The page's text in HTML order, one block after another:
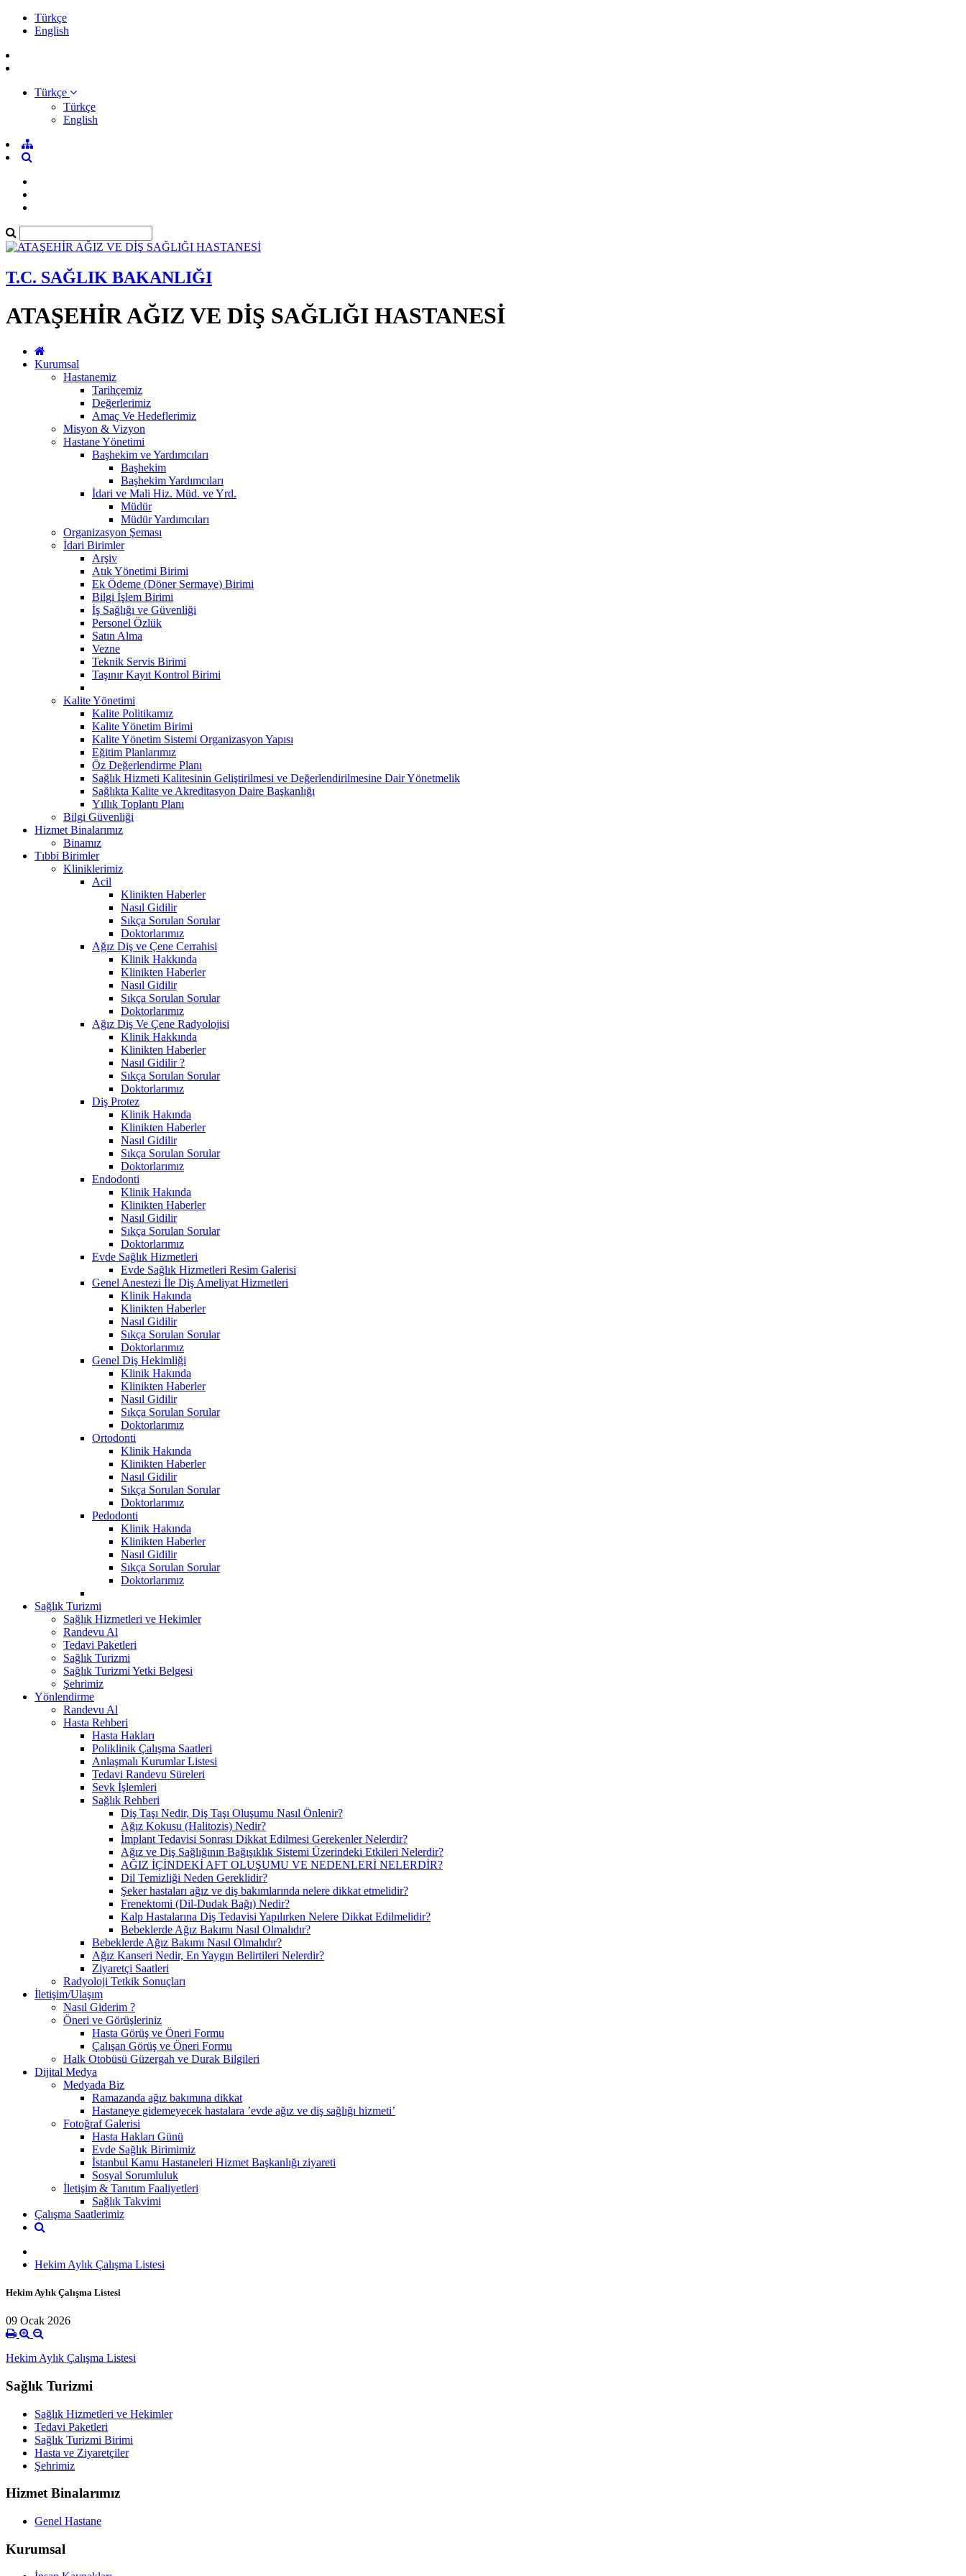
Türkçe
English
Türkçe
Türkçe
English
T.C. SAĞLIK BAKANLIĞI
ATAŞEHİR AĞIZ VE DİŞ SAĞLIĞI HASTANESİ
Kurumsal
Hastanemiz
Tarihçemiz
Değerlerimiz
Amaç Ve Hedeflerimiz
Misyon & Vizyon
Hastane Yönetimi
Başhekim ve Yardımcıları
Başhekim
Başhekim Yardımcıları
İdari ve Mali Hiz. Müd. ve Yrd.
Müdür
Müdür Yardımcıları
Organizasyon Şeması
İdari Birimler
Arşiv
Atık Yönetimi Birimi
Ek Ödeme (Döner Sermaye) Birimi
Bilgi İşlem Birimi
İş Sağlığı ve Güvenliği
Personel Özlük
Satın Alma
Vezne
Teknik Servis Birimi
Taşınır Kayıt Kontrol Birimi
Kalite Yönetimi
Kalite Politikamız
Kalite Yönetim Birimi
Kalite Yönetim Sistemi Organizasyon Yapısı
Eğitim Planlarımız
Öz Değerlendirme Planı
Sağlık Hizmeti Kalitesinin Geliştirilmesi ve Değerlendirilmesine Dair Yönetmelik
Sağlıkta Kalite ve Akreditasyon Daire Başkanlığı
Yıllık Toplantı Planı
Bilgi Güvenliği
Hizmet Binalarımız
Binamız
Tıbbi Birimler
Kliniklerimiz
Acil
Klinikten Haberler
Nasıl Gidilir
Sıkça Sorulan Sorular
Doktorlarımız
Ağız Diş ve Çene Cerrahisi
Klinik Hakkında
Klinikten Haberler
Nasıl Gidilir
Sıkça Sorulan Sorular
Doktorlarımız
Ağız Diş Ve Çene Radyolojisi
Klinik Hakkında
Klinikten Haberler
Nasıl Gidilir ?
Sıkça Sorulan Sorular
Doktorlarımız
Diş Protez
Klinik Hakında
Klinikten Haberler
Nasıl Gidilir
Sıkça Sorulan Sorular
Doktorlarımız
Endodonti
Klinik Hakında
Klinikten Haberler
Nasıl Gidilir
Sıkça Sorulan Sorular
Doktorlarımız
Evde Sağlık Hizmetleri
Evde Sağlık Hizmetleri Resim Galerisi
Genel Anestezi İle Diş Ameliyat Hizmetleri
Klinik Hakında
Klinikten Haberler
Nasıl Gidilir
Sıkça Sorulan Sorular
Doktorlarımız
Genel Diş Hekimliği
Klinik Hakında
Klinikten Haberler
Nasıl Gidilir
Sıkça Sorulan Sorular
Doktorlarımız
Ortodonti
Klinik Hakında
Klinikten Haberler
Nasıl Gidilir
Sıkça Sorulan Sorular
Doktorlarımız
Pedodonti
Klinik Hakında
Klinikten Haberler
Nasıl Gidilir
Sıkça Sorulan Sorular
Doktorlarımız
Sağlık Turizmi
Sağlık Hizmetleri ve Hekimler
Randevu Al
Tedavi Paketleri
Sağlık Turizmi
Sağlık Turizmi Yetki Belgesi
Şehrimiz
Yönlendirme
Randevu Al
Hasta Rehberi
Hasta Hakları
Poliklinik Çalışma Saatleri
Anlaşmalı Kurumlar Listesi
Tedavi Randevu Süreleri
Sevk İşlemleri
Sağlık Rehberi
Diş Taşı Nedir, Diş Taşı Oluşumu Nasıl Önlenir?
Ağız Kokusu (Halitozis) Nedir?
İmplant Tedavisi Sonrası Dikkat Edilmesi Gerekenler Nelerdir?
Ağız ve Diş Sağlığının Bağışıklık Sistemi Üzerindeki Etkileri Nelerdir?
AĞIZ İÇİNDEKİ AFT OLUŞUMU VE NEDENLERİ NELERDİR?
Dil Temizliği Neden Gereklidir?
Şeker hastaları ağız ve diş bakımlarında nelere dikkat etmelidir?
Frenektomi (Dil-Dudak Bağı) Nedir?
Kalp Hastalarına Diş Tedavisi Yapılırken Nelere Dikkat Edilmelidir?
Bebeklerde Ağız Bakımı Nasıl Olmalıdır?
Bebeklerde Ağız Bakımı Nasıl Olmalıdır?
Ağız Kanseri Nedir, En Yaygın Belirtileri Nelerdir?
Ziyaretçi Saatleri
Radyoloji Tetkik Sonuçları
İletişim/Ulaşım
Nasıl Giderim ?
Öneri ve Görüşleriniz
Hasta Görüş ve Öneri Formu
Çalışan Görüş ve Öneri Formu
Halk Otobüsü Güzergah ve Durak Bilgileri
Dijital Medya
Medyada Biz
Ramazanda ağız bakımına dikkat
Hastaneye gidemeyecek hastalara ’evde ağız ve diş sağlığı hizmeti’
Fotoğraf Galerisi
Hasta Hakları Günü
Evde Sağlık Birimimiz
İstanbul Kamu Hastaneleri Hizmet Başkanlığı ziyareti
Sosyal Sorumluluk
İletişim & Tanıtım Faaliyetleri
Sağlık Takvimi
Çalışma Saatlerimiz
Hekim Aylık Çalışma Listesi
Hekim Aylık Çalışma Listesi
09 Ocak 2026
Hekim Aylık Çalışma Listesi
Sağlık Turizmi
Sağlık Hizmetleri ve Hekimler
Tedavi Paketleri
Sağlık Turizmi Birimi
Hasta ve Ziyaretçiler
Şehrimiz
Hizmet Binalarımız
Genel Hastane
Kurumsal